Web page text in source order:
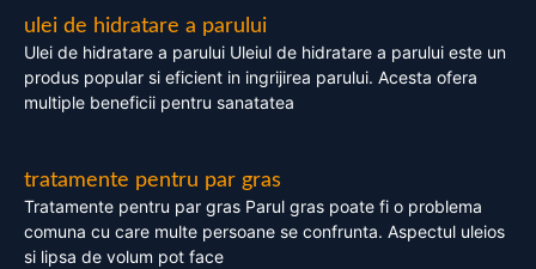
ulei de hidratare a parului
Ulei de hidratare a parului Uleiul de hidratare a parului este un
produs popular si eficient in ingrijirea parului. Acesta ofera
multiple beneficii pentru sanatatea
tratamente pentru par gras
Tratamente pentru par gras Parul gras poate fi o problema
comuna cu care multe persoane se confrunta. Aspectul uleios
si lipsa de volum pot face